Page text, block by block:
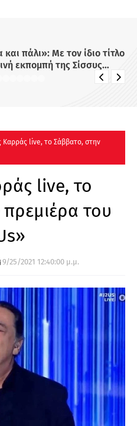
πάλι»: Με τον ίδιο τίτλο
εκπομπή της Σίσσυς
Καρράς live, το Σάββατο, στην
live, το
του
9/25/2021 12:40:00 μ.μ.